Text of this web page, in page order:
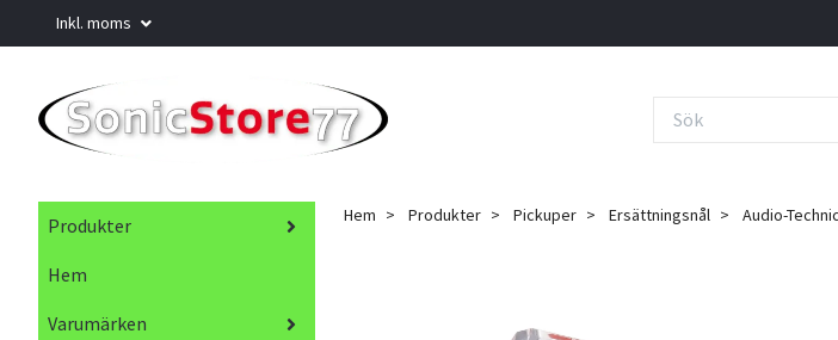
Inkl. moms
Produkter
Hem
Varumärken
Hem Produkter Pickuper Ersättningsnål Audio-